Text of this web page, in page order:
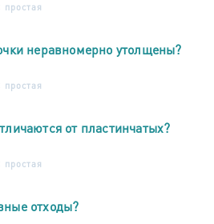
простая
неравномерно утолщены?
простая
от пластинчатых?
простая
отходы?